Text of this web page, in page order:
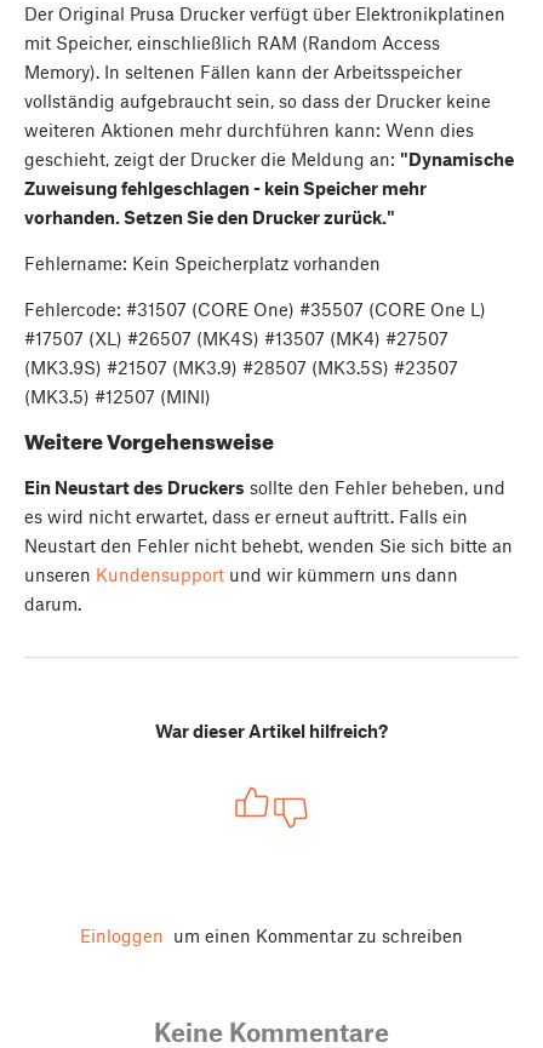
Der Original Prusa Drucker verfügt über Elektronikplatinen
mit Speicher, einschließlich RAM (Random Access
Memory). In seltenen Fällen kann der Arbeitsspeicher
vollständig aufgebraucht sein, so dass der Drucker keine
weiteren Aktionen mehr durchführen kann: Wenn dies
geschieht, zeigt der Drucker die Meldung an: "Dynamische
Zuweisung fehlgeschlagen - kein Speicher mehr
vorhanden. Setzen Sie den Drucker zurück."
Fehlername: Kein Speicherplatz vorhanden
Fehlercode: #31507 (CORE One) #35507 (CORE One L)
#17507 (XL) #26507 (MK4S) #13507 (MK4) #27507
(MK3.9S) #21507 (MK3.9) #28507 (MK3.5S) #23507
(MK3.5) #12507 (MINI)
Weitere Vorgehensweise
Ein Neustart des Druckers sollte den Fehler beheben, und
es wird nicht erwartet, dass er erneut auftritt. Falls ein
Neustart den Fehler nicht behebt, wenden Sie sich bitte an
unseren Kundensupport und wir kümmern uns dann
darum.
War dieser Artikel hilfreich?
Einloggen um einen Kommentar zu schreiben
Keine Kommentare